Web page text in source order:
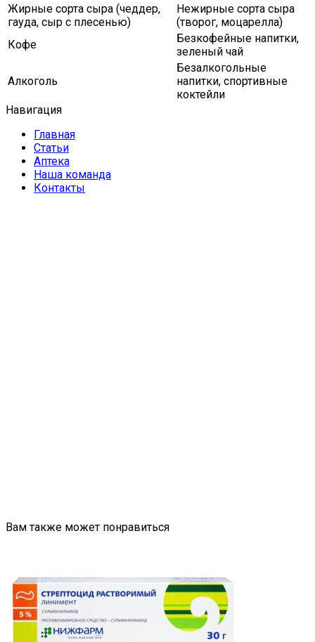
Жирные сорта сыра (чеддер,
гауда, сыр с плесенью)
Нежирные сорта сыра
(творог, моцарелла)
Кофе
Безкофейные напитки,
зеленый чай
Алкоголь
Безалкогольные
напитки, спортивные
коктейли
Навигация
Главная
Статьи
Аптека
Наша команда
Контакты
Вам также может понравиться